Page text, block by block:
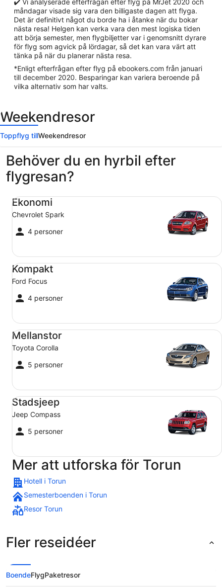
✔️ Vi analyserade efterfrågan efter flyg på MrJet 2020 och
måndagar visade sig vara den billigaste dagen att flyga.
Det är definitivt något du borde ha i åtanke när du bokar
nästa resa! Helgen kan verka vara den mest logiska tiden
att börja semester, men flygbiljetter var i genomsnitt dyrare
för flyg som agvick på lördagar, så det kan vara värt att
tänka på när du planerar nästa resa.
*Enligt efterfrågan efter flyg på ebookers.com från januari
till december 2020. Besparingar kan variera beroende på
vilka alternativ som har valts.
Weekendresor
Toppflyg tillWeekendresor
Behöver du en hyrbil efter
flygresan?
Ekonomi
Chevrolet Spark
4 personer
Ekonomi Chevrolet Spark
Kompakt
Ford Focus
4 personer
Kompakt Ford Focus
Mellanstor
Toyota Corolla
5 personer
Mellanstor Toyota Corolla
Stadsjeep
Jeep Compass
5 personer
Stadsjeep Jeep Compass
Mer att utforska för Torun
Hotell i Torun
Semesterboenden i Torun
Resor Torun
Fler reseidéer
BoendeFlygPaketresor